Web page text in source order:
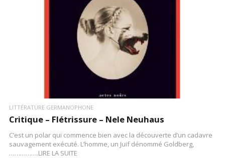
LIRE LA SUITE
LITTÉRATURE GERMANOPHONE
Critique – Flétrissure – Nele Neuhaus
C’est un polar qui commence bien avec la découverte d’un cadavre
sauvagement exécuté. L’homme, un Juif dénommé Goldberg,
…………….LIRE LA SUITE